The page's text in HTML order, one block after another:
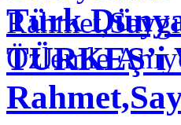
Türk
TÜRKEŞ’i